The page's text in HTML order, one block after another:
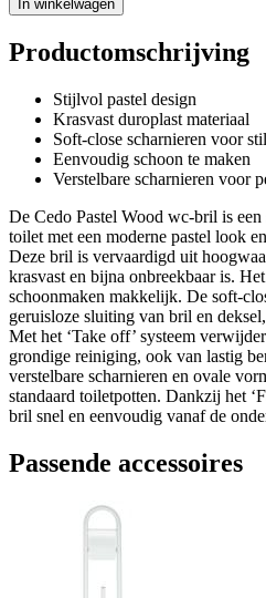
In winkelwagen
Productomschrijving
Stijlvol pastel design
Krasvast duroplast materiaal
Soft-close scharnieren voor
Eenvoudig schoon te maken
Verstelbare scharnieren voor
De Cedo Pastel Wood wc-bril is
toilet met een moderne pastel look
Deze bril is vervaardigd uit
krasvast en bijna onbreekbaar is.
schoonmaken makkelijk. De soft-
geruisloze sluiting van bril en
Met het ‘Take off’ systeem
grondige reiniging, ook van lastig
verstelbare scharnieren en ovale
standaard toiletpotten. Dankzij het
bril snel en eenvoudig vanaf de
Passende accessoires